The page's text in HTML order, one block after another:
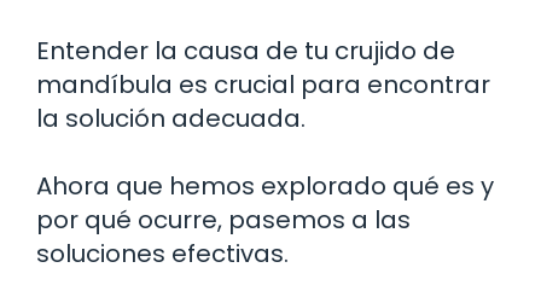
Entender la causa de tu crujido de
mandíbula es crucial para encontrar
la solución adecuada.
Ahora que hemos explorado qué es y
por qué ocurre, pasemos a las
soluciones efectivas.